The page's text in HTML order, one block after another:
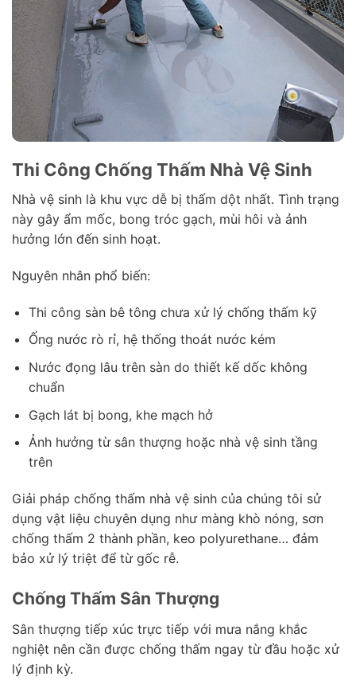
Thi Công Chống Thấm Nhà Vệ Sinh
Nhà vệ sinh là khu vực dễ bị thấm dột nhất. Tình trạng
này gây ẩm mốc, bong tróc gạch, mùi hôi và ảnh
hưởng lớn đến sinh hoạt.
Nguyên nhân phổ biến:
Thi công sàn bê tông chưa xử lý chống thấm kỹ
Ống nước rò rỉ, hệ thống thoát nước kém
Nước đọng lâu trên sàn do thiết kế dốc không
chuẩn
Gạch lát bị bong, khe mạch hở
Ảnh hưởng từ sân thượng hoặc nhà vệ sinh tầng
trên
Giải pháp chống thấm nhà vệ sinh của chúng tôi sử
dụng vật liệu chuyên dụng như màng khò nóng, sơn
chống thấm 2 thành phần, keo polyurethane… đảm
bảo xử lý triệt để từ gốc rễ.
Chống Thấm Sân Thượng
Sân thượng tiếp xúc trực tiếp với mưa nắng khắc
nghiệt nên cần được chống thấm ngay từ đầu hoặc xử
lý định kỳ.